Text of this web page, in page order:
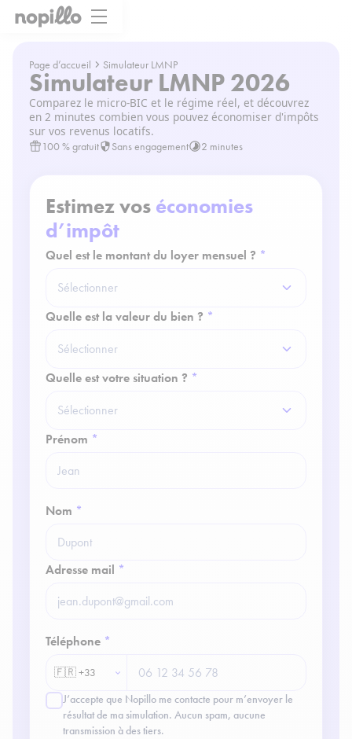
Page d’accueil Simulateur LMNP
Simulateur LMNP 2026
Comparez le micro-BIC et le régime réel, et découvrez
en 2 minutes combien vous pouvez économiser d'impôts
sur vos revenus locatifs.
100 % gratuit Sans engagement 2 minutes
Estimez vos économies
d’impôt
Quel est le montant du loyer mensuel ? *
Quelle est la valeur du bien ? *
Quelle est votre situation ? *
Prénom *
Nom *
Adresse mail *
Téléphone *
J’accepte que Nopillo me contacte pour m’envoyer le
résultat de ma simulation. Aucun spam, aucune
transmission à des tiers.